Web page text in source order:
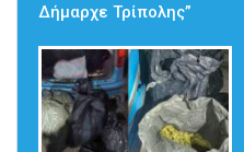
Δήμαρχε Τρίπολης”